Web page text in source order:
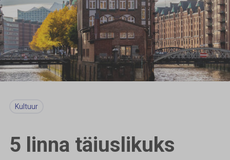
Kultuur
5 linna täiuslikuks